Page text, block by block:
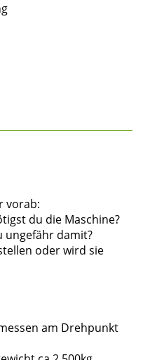
vorab:
du die Maschine?
ungefähr damit?
oder wird sie
am Drehpunkt